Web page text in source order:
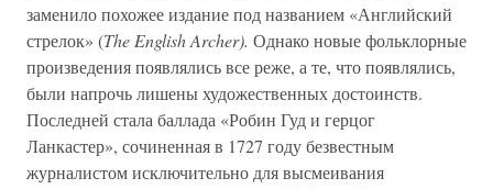
заменило похожее издание под названием «Английский
стрелок» (The English Archer). Однако новые фольклорные
произведения появлялись все реже, а те, что появлялись,
были напрочь лишены художественных достоинств.
Последней стала баллада «Робин Гуд и герцог
Ланкастер», сочиненная в 1727 году безвестным
журналистом исключительно для высмеивания